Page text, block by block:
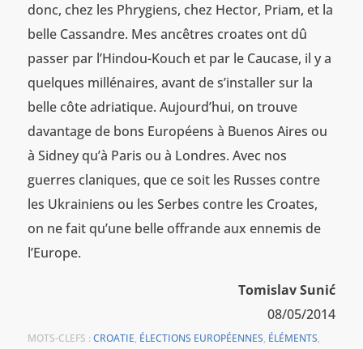
donc, chez les Phrygiens, chez Hector, Priam, et la
belle Cassandre. Mes ancêtres croates ont dû
passer par l’Hindou-Kouch et par le Caucase, il y a
quelques millénaires, avant de s’installer sur la
belle côte adriatique. Aujourd’hui, on trouve
davantage de bons Européens à Buenos Aires ou
à Sidney qu’à Paris ou à Londres. Avec nos
guerres claniques, que ce soit les Russes contre
les Ukrainiens ou les Serbes contre les Croates,
on ne fait qu’une belle offrande aux ennemis de
l’Europe.
Tomislav Sunić
08/05/2014
MOTS-CLEFS : CROATIE, ÉLECTIONS EUROPÉENNES, ÉLÉMENTS,